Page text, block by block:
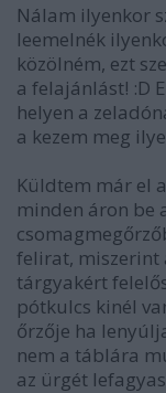
Nálam ilyenkor
leemelnék
közölném, ezt
a felajánlást! :D
helyen a
a kezem meg
Küldtem már el
minden áron be
felirat, miszerint
tárgyakért
pótkulcs kinél
őrzője ha
nem a táblára
az ürgét